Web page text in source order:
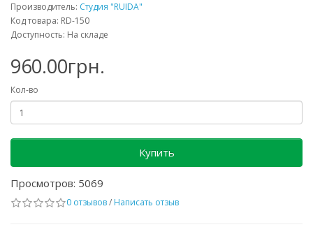
Производитель: Студия "RUIDA"
Код товара: RD-150
Доступность: На складе
960.00грн.
Кол-во
Купить
Просмотров: 5069
0 отзывов/ Написать отзыв